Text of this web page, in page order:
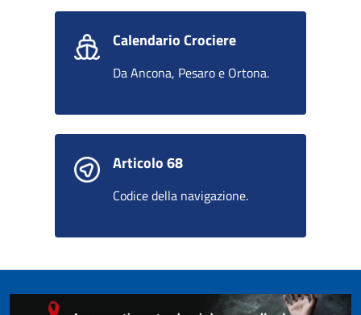
Calendario Crociere
Da Ancona, Pesaro e Ortona.
Articolo 68
Codice della navigazione.